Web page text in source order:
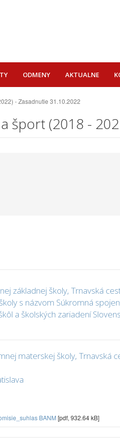
ODMENY AKTUALNE
- Zasadnutie 31.10.2022
šport (2018 -
základnej školy, Trnavská
s názvom Súkromná
a školských zariadení
materskej školy, Trnavská
BANM [pdf, 932.64 kB]